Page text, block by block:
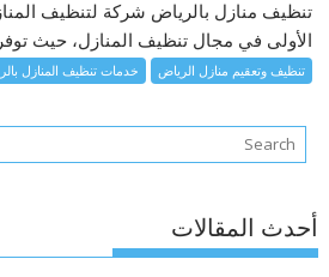
تنظيف منازل بالرياض شركة لتنظيف
الأولى في مجال تنظيف المنازل، حيث
تنظيف وتعقيم منازل الرياض خدمات تنظيف المنازل
أحدث المقالات